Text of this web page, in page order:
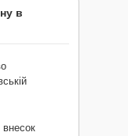
в
внесок